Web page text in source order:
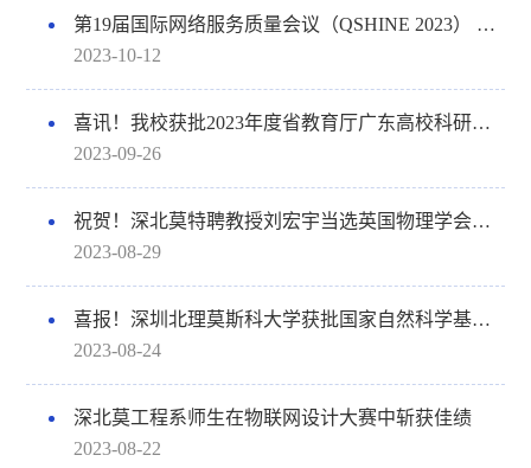
第19届国际网络服务质量会议（QSHINE 2023） 在深圳北理莫斯科大学举行
2023-10-12
喜讯！我校获批2023年度省教育厅广东高校科研平台、重点领域专项、认定类科研项目18项立项
2023-09-26
祝贺！深北莫特聘教授刘宏宇当选英国物理学会会士并获最高被引论文奖
2023-08-29
喜报！深圳北理莫斯科大学获批国家自然科学基金项目5项
2023-08-24
深北莫工程系师生在物联网设计大赛中斩获佳绩
2023-08-22